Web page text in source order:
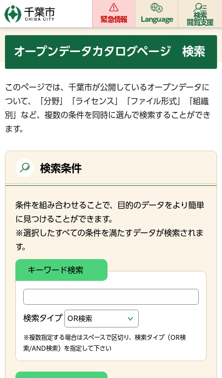
緊急情報 Language
検索
閲覧支援
オープンデータカタログページ 検索
このページでは、千葉市が公開しているオープンデータに
ついて、「分野」「ライセンス」「ファイル形式」「組織
別」など、複数の条件を同時に選んで検索することができ
ます。
検索条件
条件を組み合わせることで、目的のデータをより簡単
に見つけることができます。
※選択したすべての条件を満たすデータが検索されま
す。
キーワード検索
検索タイプ
※複数指定する場合はスペースで区切り、検索タイプ（OR検
索/AND検索）を指定して下さい